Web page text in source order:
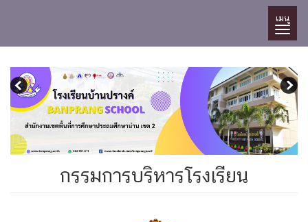
เมนู
กรรมการบริหารโรงเรียน